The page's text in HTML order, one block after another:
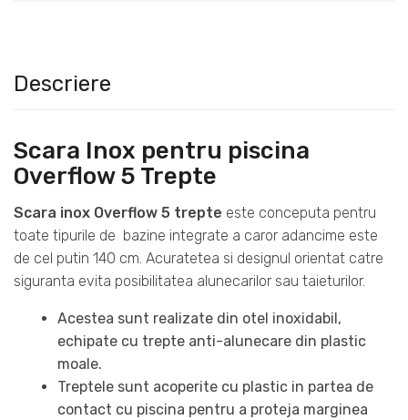
Descriere
Scara Inox pentru piscina
Overflow 5 Trepte
Scara inox Overflow 5 trepte este conceputa pentru
toate tipurile de bazine integrate a caror adancime este
de cel putin 140 cm. Acuratetea si designul orientat catre
siguranta evita posibilitatea alunecarilor sau taieturilor.
Acestea sunt realizate din otel inoxidabil,
echipate cu trepte anti-alunecare din plastic
moale.
Treptele sunt acoperite cu plastic in partea de
contact cu piscina pentru a proteja marginea